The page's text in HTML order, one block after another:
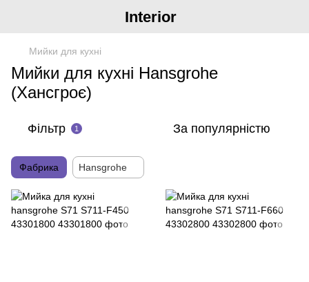
Interior
Мийки для кухні
Мийки для кухні Hansgrohe
(Хансгроє)
Фільтр 1 За популярністю
Фабрика Hansgrohe